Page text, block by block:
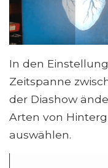
In den
Zeitspanne
der Diashow
Arten von
auswählen.